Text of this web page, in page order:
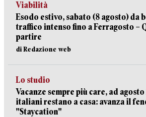
Viabilità
Esodo estivo, sabato (8 agosto) da
traffico intenso fino a Ferragosto –
partire
di Redazione web
Lo studio
Vacanze sempre più care, ad
italiani restano a casa: avanza il
"Staycation"